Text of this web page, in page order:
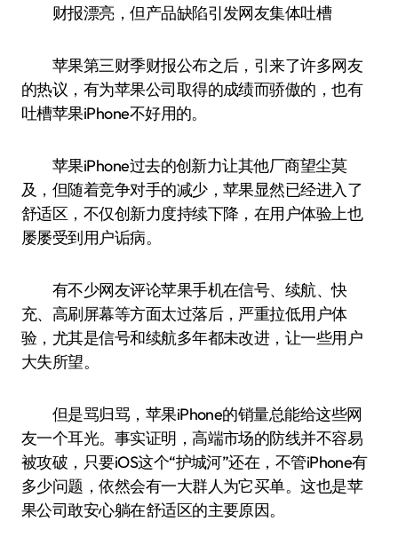
财报漂亮，但产品缺陷引发网友集体吐槽
苹果第三财季财报公布之后，引来了许多网友
的热议，有为苹果公司取得的成绩而骄傲的，也有
吐槽苹果iPhone不好用的。
苹果iPhone过去的创新力让其他厂商望尘莫
及，但随着竞争对手的减少，苹果显然已经进入了
舒适区，不仅创新力度持续下降，在用户体验上也
屡屡受到用户诟病。
有不少网友评论苹果手机在信号、续航、快
充、高刷屏幕等方面太过落后，严重拉低用户体
验，尤其是信号和续航多年都未改进，让一些用户
大失所望。
但是骂归骂，苹果iPhone的销量总能给这些网
友一个耳光。事实证明，高端市场的防线并不容易
被攻破，只要iOS这个“护城河”还在，不管iPhone有
多少问题，依然会有一大群人为它买单。这也是苹
果公司敢安心躺在舒适区的主要原因。